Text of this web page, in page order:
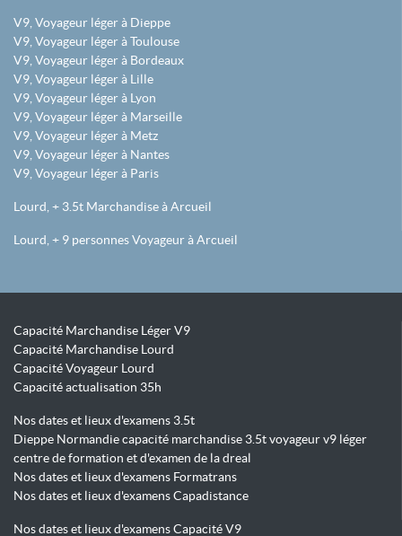
V9, Voyageur léger à Dieppe
V9, Voyageur léger à Toulouse
V9, Voyageur léger à Bordeaux
V9, Voyageur léger à Lille
V9, Voyageur léger à Lyon
V9, Voyageur léger à Marseille
V9, Voyageur léger à Metz
V9, Voyageur léger à Nantes
V9, Voyageur léger à Paris
Lourd, + 3.5t Marchandise à Arcueil
Lourd, + 9 personnes Voyageur à Arcueil
Capacité Marchandise Léger V9
Capacité Marchandise Lourd
Capacité Voyageur Lourd
Capacité actualisation 35h
Nos dates et lieux d'examens 3.5t
Dieppe Normandie capacité marchandise 3.5t voyageur v9 léger
centre de formation et d'examen de la dreal
Nos dates et lieux d'examens Formatrans
Nos dates et lieux d'examens Capadistance
Nos dates et lieux d'examens Capacité V9